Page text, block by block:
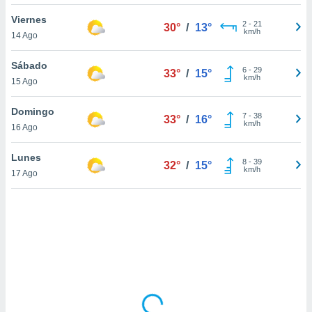
sitio
En
sean
el sitio
ni para
o
Viernes
14 Ago
30° / 13° 2- 21
km/h
Sábado
15 Ago
33° / 15° 6- 29
km/h
Domingo
16 Ago
33° / 16° 7- 38
km/h
Lunes
17 Ago
32° / 15° 8- 39
km/h